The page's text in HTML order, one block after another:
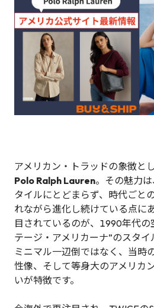
アメリカン・トラッドの象徴と
Polo Ralph Lauren。その魅力
タイルにとどまらず、時代ごと
れながら進化し続けている点に
目されているのが、1990年代の
テージ・アメリカーナ”のスタ
ミニマル一辺倒ではなく、当時
性像、そして等身大のアメリカ
いが特徴です。